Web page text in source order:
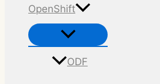
OpenShift
菜
换ODF